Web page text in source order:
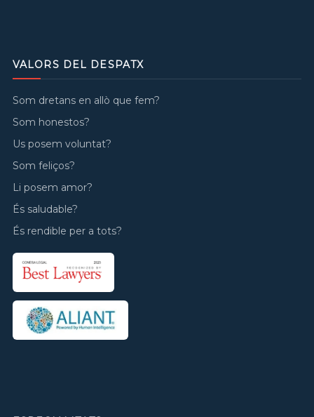
VALORS DEL DESPATX
Som dretans en allò que fem?
Som honestos?
Us posem voluntat?
Som feliços?
Li posem amor?
És saludable?
És rendible per a tots?